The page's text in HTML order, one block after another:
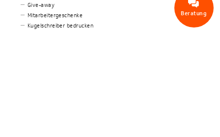
Give-away
Mitarbeitergeschenke
Kugelschreiber bedrucken
Beratung